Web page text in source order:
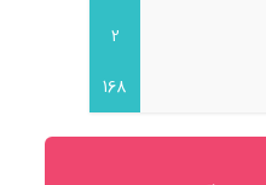
2
168